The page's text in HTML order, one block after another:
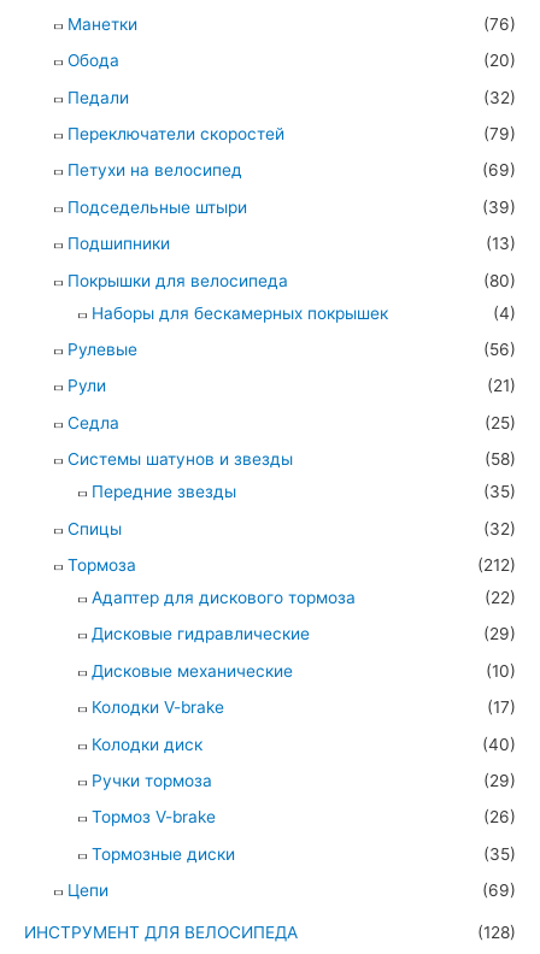
Манетки
(76)
Обода
(20)
Педали
(32)
Переключатели скоростей
(79)
Петухи на велосипед
(69)
Подседельные штыри
(39)
Подшипники
(13)
Покрышки для велосипеда
(80)
Наборы для бескамерных покрышек
(4)
Рулевые
(56)
Рули
(21)
Седла
(25)
Системы шатунов и звезды
(58)
Передние звезды
(35)
Спицы
(32)
Тормоза
(212)
Адаптер для дискового тормоза
(22)
Дисковые гидравлические
(29)
Дисковые механические
(10)
Колодки V-brake
(17)
Колодки диск
(40)
Ручки тормоза
(29)
Тормоз V-brake
(26)
Тормозные диски
(35)
Цепи
(69)
ИНСТРУМЕНТ ДЛЯ ВЕЛОСИПЕДА (128)